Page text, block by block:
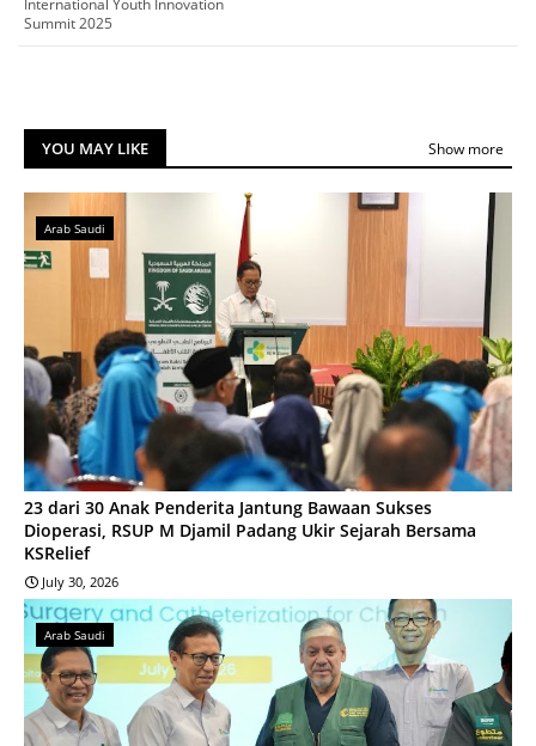
International Youth Innovation
Summit 2025
YOU MAY LIKE Show more
Arab Saudi
23 dari 30 Anak Penderita Jantung Bawaan Sukses
Dioperasi, RSUP M Djamil Padang Ukir Sejarah Bersama
KSRelief
July 30, 2026
Arab Saudi